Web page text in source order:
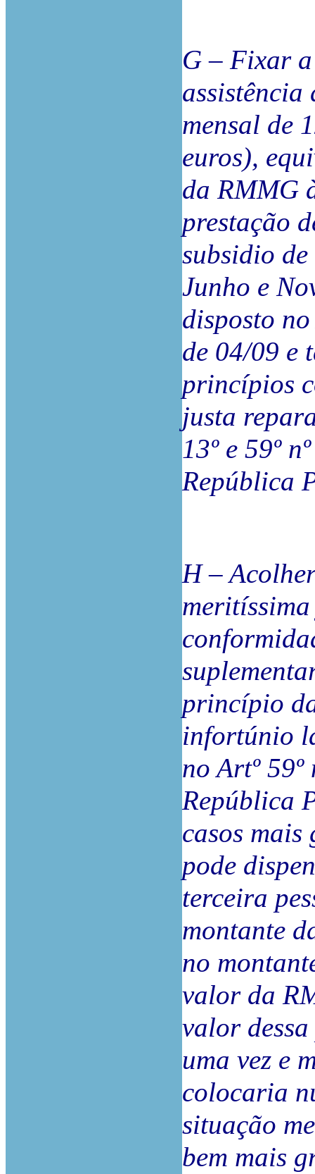
G – Fixar
assistência
mensal de
euros),
da RMMG
prestação
subsidio de
Junho e
disposto
de 04/09 e
princípios
justa
13º e 59º
República
H –
princípio
infortúnio
no Artº
República
casos mais
pode
terceira
montante
no
valor da
valor
uma vez e
colocaria
situação
bem mais